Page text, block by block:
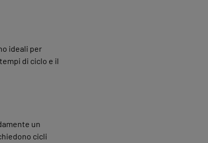
ideali per
di ciclo e il
un
cicli